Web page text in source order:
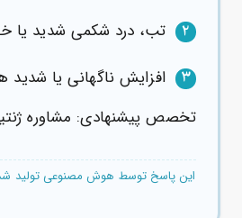
2 تب، درد شکمی شدید یا
3
افزایش ناگهانی یا شدید
تخصص پیشنهادی: مشاوره
این پاسخ توسط هوش مصنوعی تولید